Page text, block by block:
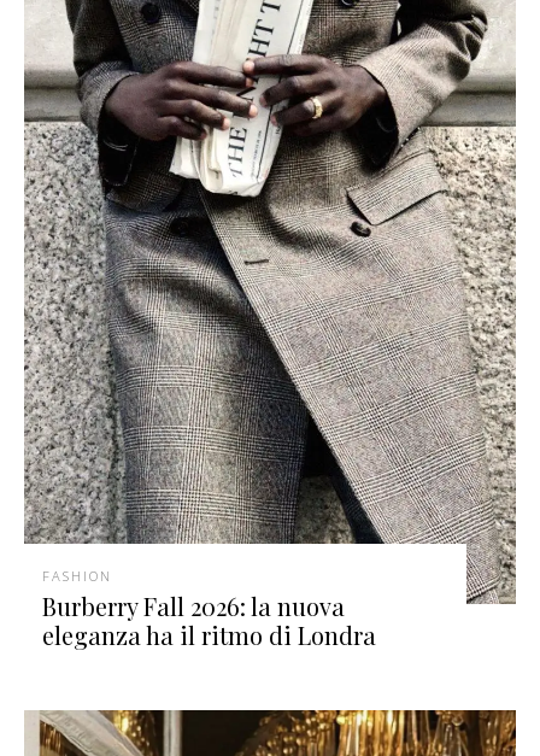
FASHION
Burberry Fall 2026: la nuova
eleganza ha il ritmo di Londra